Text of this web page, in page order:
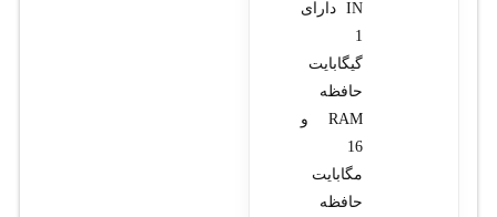
IN دارای
1
گیگابایت
حافظه
RAM و
16
مگابایت
حافظه